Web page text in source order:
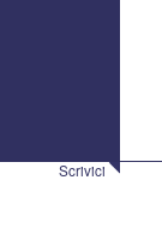
Scrivici